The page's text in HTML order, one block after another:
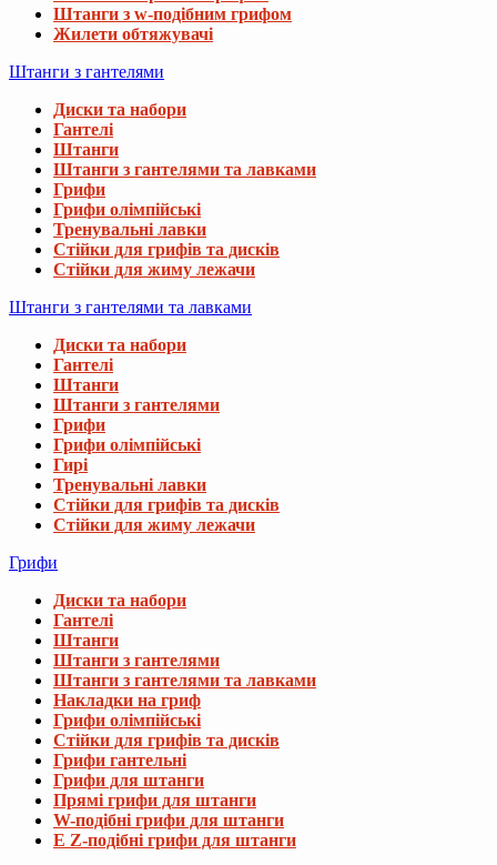
Штанги з w-подібним грифом
Жилети обтяжувачі
Штанги з гантелями
Диски та набори
Гантелі
Штанги
Штанги з гантелями та лавками
Грифи
Грифи олімпійські
Тренувальні лавки
Стійки для грифів та дисків
Стійки для жиму лежачи
Штанги з гантелями та лавками
Диски та набори
Гантелі
Штанги
Штанги з гантелями
Грифи
Грифи олімпійські
Гирі
Тренувальні лавки
Стійки для грифів та дисків
Стійки для жиму лежачи
Грифи
Диски та набори
Гантелі
Штанги
Штанги з гантелями
Штанги з гантелями та лавками
Накладки на гриф
Грифи олімпійські
Стійки для грифів та дисків
Грифи гантельні
Грифи для штанги
Прямі грифи для штанги
W-подібні грифи для штанги
E Z-подібні грифи для штанги